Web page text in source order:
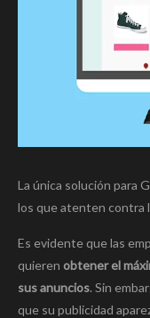
La única solución para
los que atenten contra
Es evidente que las
quieren obtener el
sus anuncios. Sin
que su publicidad